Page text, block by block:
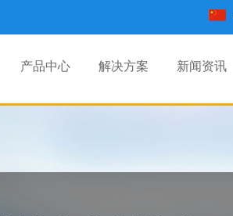
产品中心 解决方案 新闻资讯